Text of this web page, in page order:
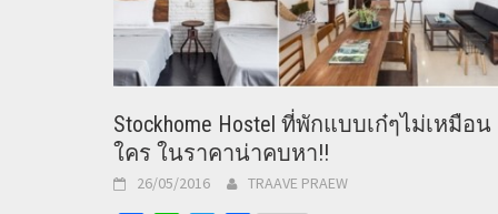
Stockhome Hostel ที่พักแบบเก๋ๆไม่เหมือน
ใคร ในราคาน่าคบหา!!
26/05/2016 TRAAVE PRAEW